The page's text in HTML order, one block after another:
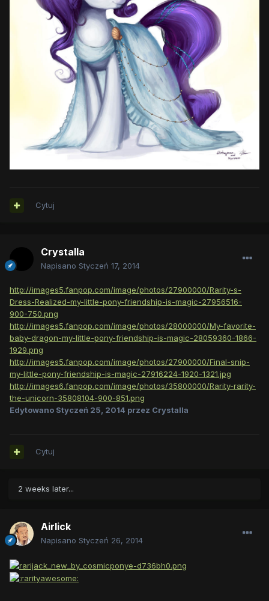
Cytuj
Crystalla
Napisano Styczeń 17, 2014
http://images5.fanpop.com/image/photos/27900000/Rarity-s-
Dress-Realized-my-little-pony-friendship-is-magic-27956516-
900-750.png
http://images5.fanpop.com/image/photos/28000000/My-favorite-
baby-dragon-my-little-pony-friendship-is-magic-28059360-1866-
1929.png
http://images5.fanpop.com/image/photos/27900000/Final-snip-
my-little-pony-friendship-is-magic-27916224-1920-1321.jpg
http://images6.fanpop.com/image/photos/35800000/Rarity-rarity-
the-unicorn-35808104-900-851.png
Edytowano Styczeń 25, 2014 przez Crystalla
Cytuj
2 weeks later...
Airlick
Napisano Styczeń 26, 2014